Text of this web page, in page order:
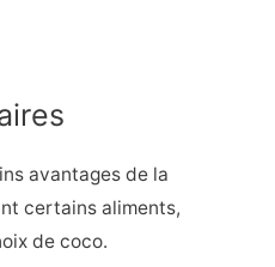
avantages de la
certains aliments,
de coco.